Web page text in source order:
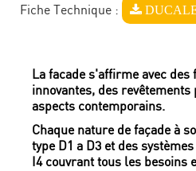
Fiche Technique :
La facade s'affirme avec
innovantes, des
aspects contemporains.
Chaque nature de façade à
type D1 a D3 et des
I4 couvrant tous les besoins